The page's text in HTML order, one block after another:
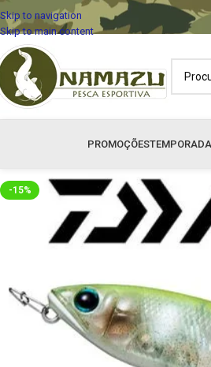
Skip to navigation
Skip to main content
PROMOÇÕES
-15%